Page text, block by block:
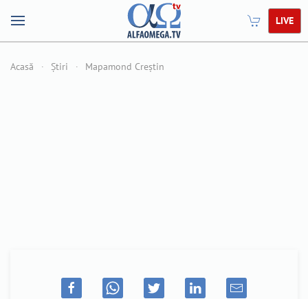
LIVE
Acasă Știri Mapamond Creștin